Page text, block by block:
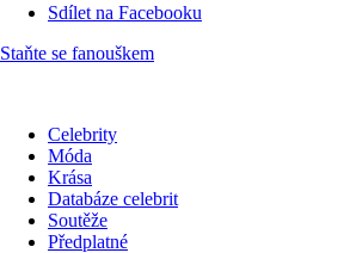
Sdílet na Facebooku
Staňte se fanouškem
Celebrity
Móda
Krása
Databáze celebrit
Soutěže
Předplatné